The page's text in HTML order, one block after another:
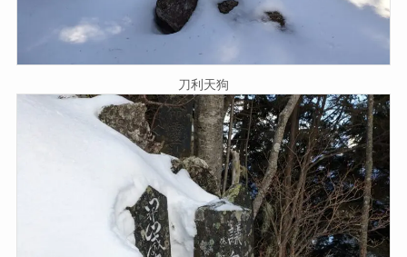
刀利天狗